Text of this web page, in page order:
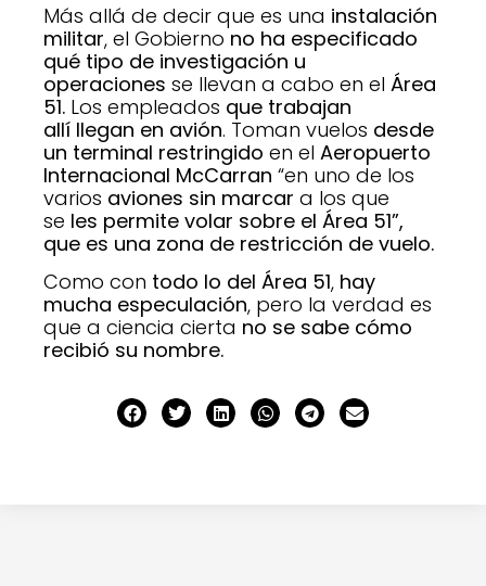
Más allá de decir que es una instalación
militar, el Gobierno no ha especificado
qué tipo de investigación u
operaciones se llevan a cabo en el Área
51. Los empleados que trabajan
allí llegan en avión. Toman vuelos desde
un terminal restringido en el Aeropuerto
Internacional McCarran “en uno de los
varios aviones sin marcar a los que
se les permite volar sobre el Área 51”,
que es una zona de restricción de vuelo.
Como con todo lo del Área 51, hay
mucha especulación, pero la verdad es
que a ciencia cierta no se sabe cómo
recibió su nombre.